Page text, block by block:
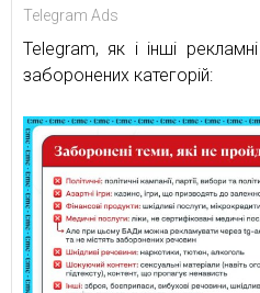
Telegram Ads
Telegram, як і інші
заборонених категорій: